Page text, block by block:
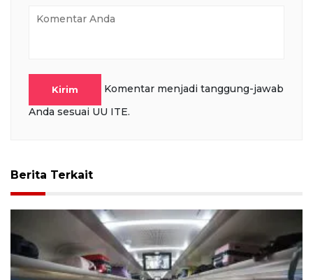
Kirim
Komentar menjadi tanggung-jawab
Anda sesuai UU ITE.
Berita Terkait